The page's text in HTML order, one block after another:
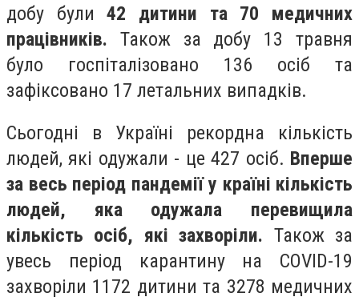
добу були42 дитини та 70 медичних
працівників. Також за добу 13 травня
було госпіталізовано 136 осіб та
зафіксовано 17 летальних випадків.
Сьогодні в Україні рекордна кількість
людей, які одужали - це 427 осіб. Вперше
за весь період пандемії у країні кількість
людей, яка одужала перевищила
кількість осіб, які захворіли. Також за
увесь період карантину на COVID-19
захворіли 1172 дитини та 3278 медичних